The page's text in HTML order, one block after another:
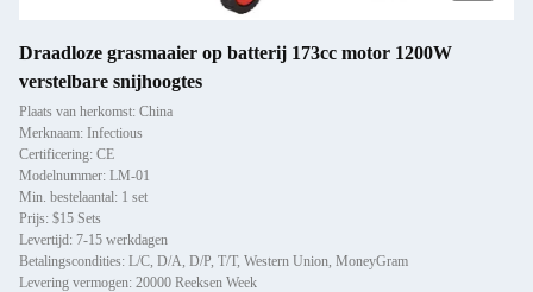
Draadloze grasmaaier op batterij 173cc motor 1200W
verstelbare snijhoogtes
Plaats van herkomst: China
Merknaam: Infectious
Certificering: CE
Modelnummer: LM-01
Min. bestelaantal: 1 set
Prijs: $15 Sets
Levertijd: 7-15 werkdagen
Betalingscondities: L/C, D/A, D/P, T/T, Western Union, MoneyGram
Levering vermogen: 20000 Reeksen Week